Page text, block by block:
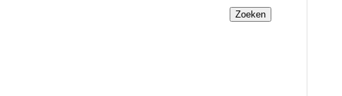
Zoeken